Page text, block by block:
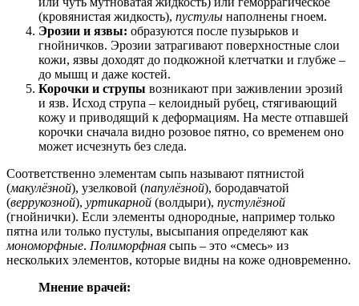
(кровянистая жидкость), пустулы наполнены гноем.
Эрозии и язвы: образуются после пузырьков и
гнойничков. Эрозии затрагивают поверхностные слои
кожи, язвы доходят до подкожной клетчатки и глубже –
до мышц и даже костей.
Корочки и струпы возникают при заживлении эрозий
и язв. Исход струпа – келоидный рубец, стягивающий
кожу и приводящий к деформациям. На месте отпавшей
корочки сначала видно розовое пятно, со временем оно
может исчезнуть без следа.
Соответственно элементам сыпь называют пятнистой
(макулёзной), узелковой (папулёзной), бородавчатой
(веррукозной), уртикарной (волдыри), пустулёзной
(гнойнички). Если элементы однородные, например только
пятна или только пустулы, высыпания определяют как
мономорфные. Полиморфная сыпь – это «смесь» из
нескольких элементов, которые видны на коже одновременно.
Мнение врачей: